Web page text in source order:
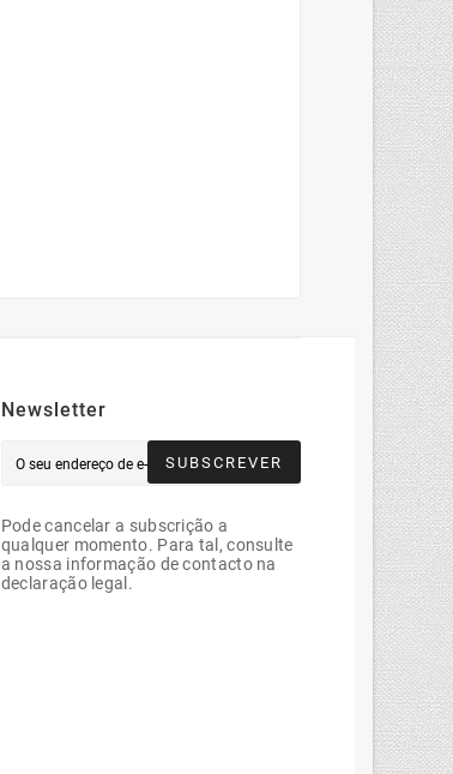
Newsletter
SUBSCREVER
Pode cancelar a subscrição a
qualquer momento. Para tal, consulte
a nossa informação de contacto na
declaração legal.